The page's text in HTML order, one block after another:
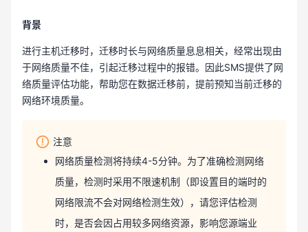
背景
进行主机迁移时，迁移时长与网络质量息息相关，经常出现由
于网络质量不佳，引起迁移过程中的报错。因此SMS提供了网
络质量评估功能，帮助您在数据迁移前，提前预知当前迁移的
网络环境质量。
注意
网络质量检测将持续4-5分钟。为了准确检测网络
质量，检测时采用不限速机制（即设置目的端时的
网络限流不会对网络检测生效），请您评估检测
时，是否会因占用较多网络资源，影响您源端业